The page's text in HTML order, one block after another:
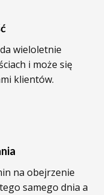
wieloletnie
i może się
klientów.
na obejrzenie
samego dnia a